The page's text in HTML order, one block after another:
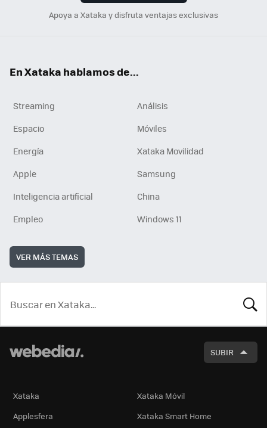
Apoya a Xataka y disfruta ventajas exclusivas
En Xataka hablamos de...
Streaming
Análisis
Espacio
Móviles
Energía
Xataka Movilidad
Apple
Samsung
Inteligencia artificial
China
Empleo
Windows 11
VER MÁS TEMAS
SUBIR
Xataka
Xataka Móvil
Applesfera
Xataka Smart Home